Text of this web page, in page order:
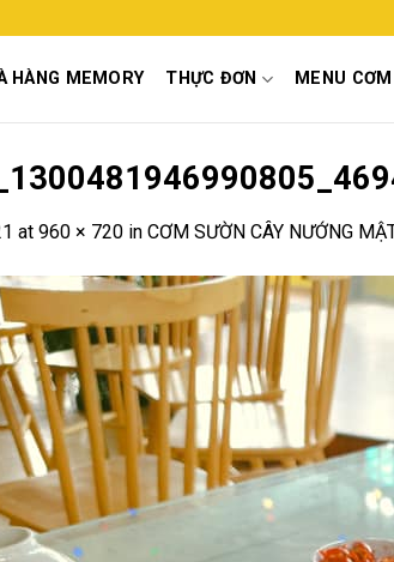
HÀNG MEMORY THỰC ĐƠN MENU
at 960 × 720 in CƠM SƯỜN CÂY NƯỚNG